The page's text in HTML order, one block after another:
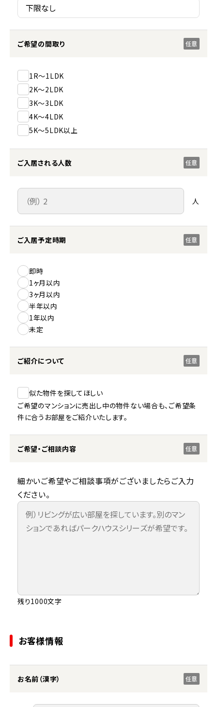
ご希望の間取り 任意
1R～1LDK
2K～2LDK
3K～3LDK
4K～4LDK
5K～5LDK以上
ご入居される人数 任意
人
ご入居予定時期 任意
即時
1ヶ月以内
3ヶ月以内
半年以内
1年以内
未定
ご紹介について 任意
似た物件を探してほしい
ご希望のマンションに売出し中の物件ない場合も、ご希望条
件に合うお部屋をご紹介いたします。
ご希望・ご相談内容 任意
細かいご希望やご相談事項がございましたらご入力
ください。
残り1000文字
お客様情報
お名前（漢字） 任意